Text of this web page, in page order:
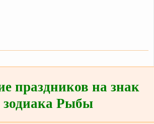
праздников на знак
зодиака Рыбы